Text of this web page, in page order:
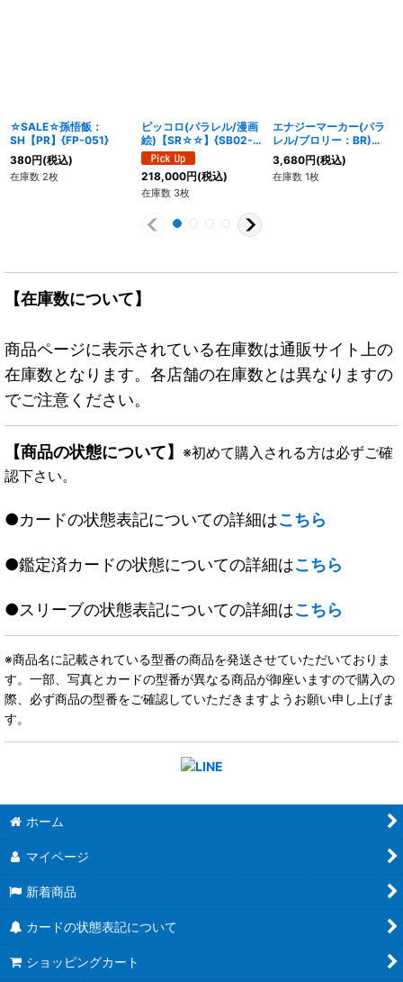
☆SALE☆孫悟飯：
SH【PR】{FP-051}
380円(税込)
在庫数 2枚
ピッコロ(パラレル/漫画
絵)【SR☆☆】{SB02-
043}
218,000円(税込)
在庫数 3枚
エナジーマーカー(パラ
レル/ブロリー：BR)
【☆】{E-35}
3,680円(税込)
在庫数 1枚
【在庫数について】
商品ページに表示されている在庫数は通販サイト上の
在庫数となります。各店舗の在庫数とは異なりますの
でご注意ください。
【商品の状態について】 ※初めて購入される方は必ずご確
認下さい。
●カードの状態表記についての詳細はこちら
●鑑定済カードの状態についての詳細はこちら
●スリーブの状態表記についての詳細はこちら
※商品名に記載されている型番の商品を発送させていただいておりま
す。一部、写真とカードの型番が異なる商品が御座いますので購入の
際、必ず商品の型番をご確認していただきますようお願い申し上げま
す。
ホーム
マイページ
新着商品
カードの状態表記について
ショッピングカート